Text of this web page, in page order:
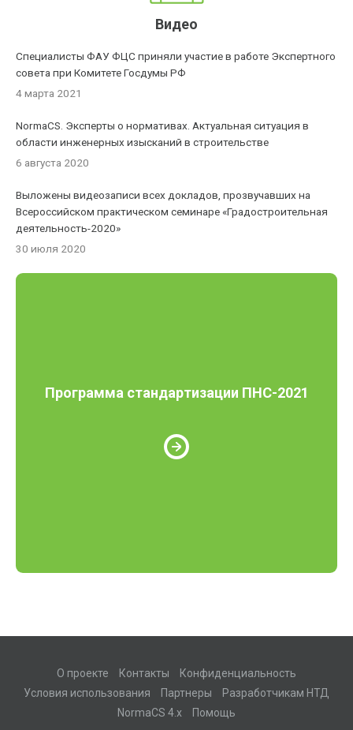
Видео
Специалисты ФАУ ФЦС приняли участие в работе Экспертного
совета при Комитете Госдумы РФ
4 марта 2021
NormaCS. Эксперты о нормативах. Актуальная ситуация в
области инженерных изысканий в строительстве
6 августа 2020
Выложены видеозаписи всех докладов, прозвучавших на
Всероссийском практическом семинаре «Градостроительная
деятельность-2020»
30 июля 2020
Программа стандартизации ПНС-2021
О проекте Контакты
Конфиденциальность
Условия использования
Партнеры
Разработчикам НТД
NormaCS 4.x
Помощь